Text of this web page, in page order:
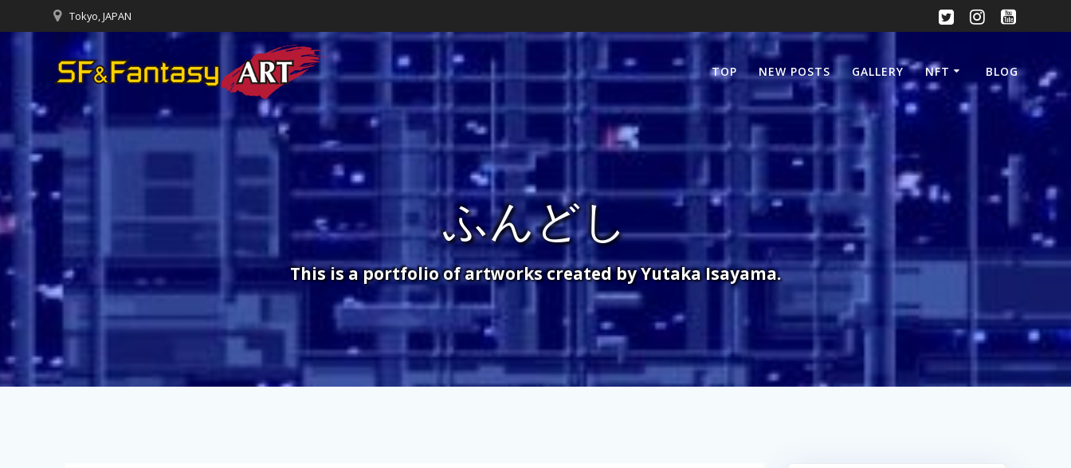
ン
キ
Tokyo, JAPAN
TOP NEW POSTS GALLERY NFT BLOG
ふんどし
This is a portfolio of artworks created by Yutaka Isayama.